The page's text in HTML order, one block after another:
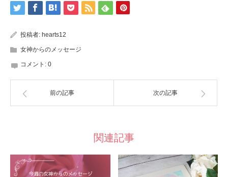
投稿者: hearts12
女神からのメッセージ
コメント: 0
前の記事 次の記事
関連記事